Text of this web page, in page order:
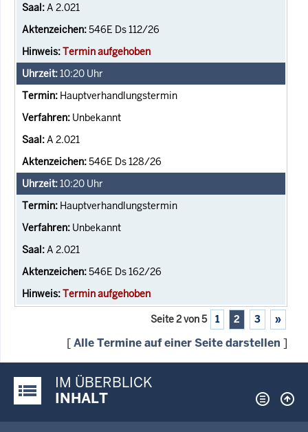
A 2.021
546E Ds 112/26
Termin aufgehoben
10:20 Uhr
Hauptverhandlungstermin
Unbekannt
A 2.021
546E Ds 128/26
10:20 Uhr
Hauptverhandlungstermin
Unbekannt
A 2.021
546E Ds 162/26
Termin aufgehoben
Seite 2 von 5 1 2 3 »
[Alle Termine auf einer Seite darstellen ]
Justiz-Portal im Überblick:
IM ÜBERBLICK
INHALT